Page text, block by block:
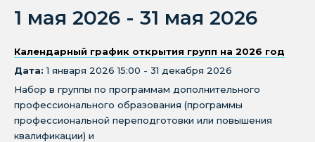
1 мая 2026 - 31 мая 2026
Календарный график открытия групп на 2026 год
Дата: 1 января 2026 15:00 - 31 декабря 2026
Набор в группы по программам дополнительного
профессионального образования (программы
профессиональной переподготовки или повышения
квалификации) и